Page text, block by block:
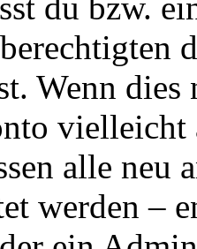
Wenn
alle neu
werden –